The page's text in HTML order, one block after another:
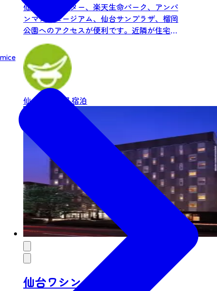
mice
仙台国際センター、楽天生命パーク、アンパ
ンマンミュージアム、仙台サンプラザ、榴岡
公園へのアクセスが便利です。近隣が住宅地
のため、受験などで静かに...
仙台市中心部宿泊
仙台ワシントンホテル